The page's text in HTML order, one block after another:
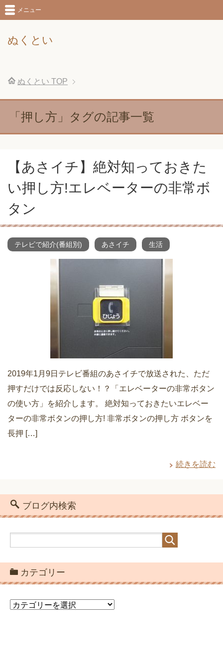
ぬくとい
メニュー
ぬくとい TOP
「押し方」タグの記事一覧
【あさイチ】絶対知っておきた
い押し方!エレベーターの非常ボ
タン
テレビで紹介(番組別) あさイチ 生活
2019年1月9日テレビ番組のあさイチで放送された、ただ
押すだけでは反応しない！？「エレベーターの非常ボタン
の使い方」を紹介します。 絶対知っておきたいエレベー
ターの非常ボタンの押し方! 非常ボタンの押し方 ボタンを
長押 […]
続きを読む
ブログ内検索
カテゴリー
カ